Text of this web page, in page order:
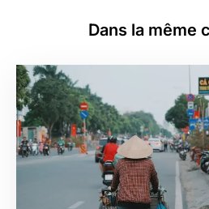
Dans la même